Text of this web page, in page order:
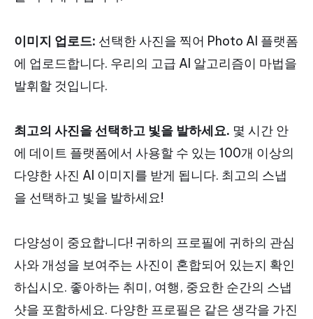
이미지 업로드: 선택한 사진을 찍어 Photo AI 플랫폼
에 업로드합니다. 우리의 고급 AI 알고리즘이 마법을
발휘할 것입니다.
최고의 사진을 선택하고 빛을 발하세요. 몇 시간 안
에 데이트 플랫폼에서 사용할 수 있는 100개 이상의
다양한 사진 AI 이미지를 받게 됩니다. 최고의 스냅
을 선택하고 빛을 발하세요!
다양성이 중요합니다! 귀하의 프로필에 귀하의 관심
사와 개성을 보여주는 사진이 혼합되어 있는지 확인
하십시오. 좋아하는 취미, 여행, 중요한 순간의 스냅
샷을 포함하세요. 다양한 프로필은 같은 생각을 가진